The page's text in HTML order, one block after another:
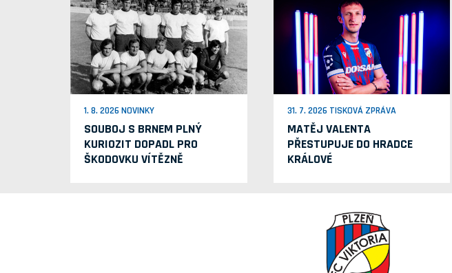
1. 8. 2026 NOVINKY
SOUBOJ S BRNEM PLNÝ
KURIOZIT DOPADL PRO
ŠKODOVKU VÍTĚZNĚ
31. 7. 2026 TISKOVÁ ZPRÁVA
MATĚJ VALENTA
PŘESTUPUJE DO HRADCE
KRÁLOVÉ